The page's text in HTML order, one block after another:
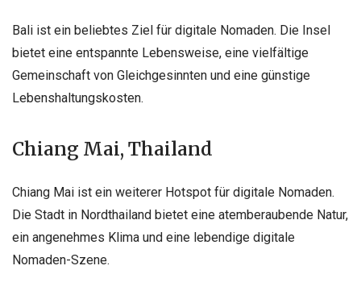
Bali ist ein beliebtes Ziel für digitale Nomaden. Die Insel
bietet eine entspannte Lebensweise, eine vielfältige
Gemeinschaft von Gleichgesinnten und eine günstige
Lebenshaltungskosten.
Chiang Mai, Thailand
Chiang Mai ist ein weiterer Hotspot für digitale Nomaden.
Die Stadt in Nordthailand bietet eine atemberaubende Natur,
ein angenehmes Klima und eine lebendige digitale
Nomaden-Szene.